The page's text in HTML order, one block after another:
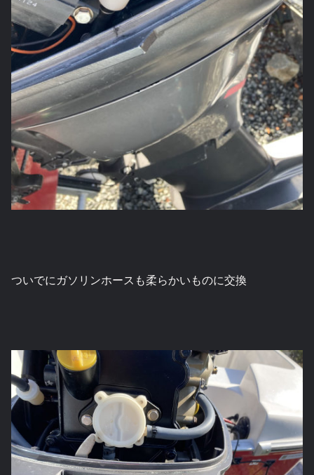
ついでにガソリンホースも柔らかいものに交換